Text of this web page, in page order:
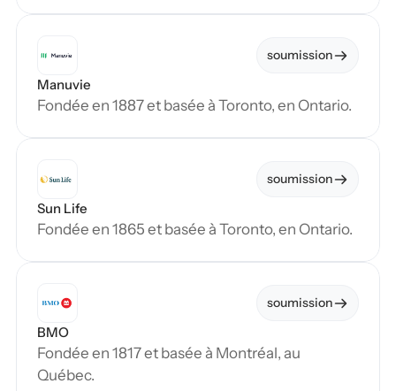
soumission
Manuvie
Fondée en 1887 et basée à Toronto, en Ontario.
soumission
Sun Life
Fondée en 1865 et basée à Toronto, en Ontario.
soumission
BMO
Fondée en 1817 et basée à Montréal, au
Québec.